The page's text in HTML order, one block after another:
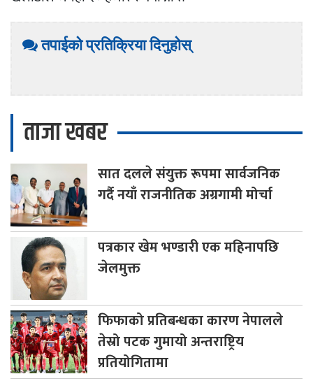
तपाईको प्रतिक्रिया दिनुहोस्
ताजा खबर
सातदलले संयुक्त रूपमा सार्वजनिक
गर्दै नयाँ राजनीतिक अग्रगामी मोर्चा
पत्रकारखेम भण्डारी एक महिनापछि
जेलमुक्त
फिफाकोप्रतिबन्धका कारण नेपालले
तेस्रो पटक गुमायो अन्तराष्ट्रिय
प्रतियोगितामा